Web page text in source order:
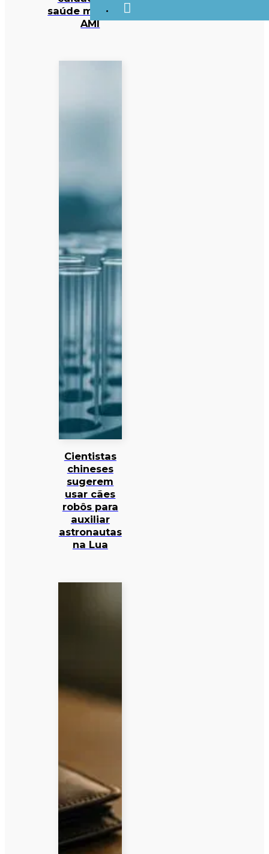
saúde mental —
AMI
Cientistas
chineses
sugerem
usar cães
robôs para
auxiliar
astronautas
na Lua